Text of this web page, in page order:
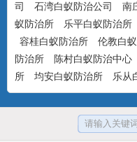
美
产品
气味
非驱
司
石湾白蚁防治公司 南
蚁防治所
乐平白蚁防治所
容桂白蚁防治所
伦教白
防治所
陈村白蚁防治中心
所
均安白蚁防治所 乐从